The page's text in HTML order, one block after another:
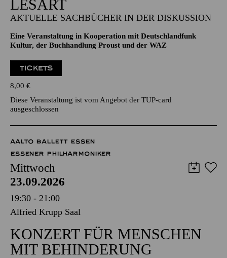
LESART
AKTUELLE SACHBÜCHER IN DER DISKUSSION
Eine Veranstaltung in Kooperation mit Deutschlandfunk
Kultur, der Buchhandlung Proust und der WAZ
TICKETS
8,00 €
Diese Veranstaltung ist vom Angebot der TUP-card
ausgeschlossen
AALTO BALLETT ESSEN
ESSENER PHILHARMONIKER
Mittwoch
23.09.2026
19:30 - 21:00
Alfried Krupp Saal
KONZERT FÜR MENSCHEN
MIT BEHINDERUNG